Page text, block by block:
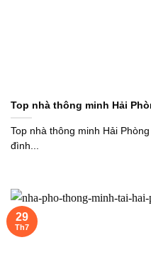
Top nhà thông minh Hải
Top nhà thông minh Hải
đình...
29
Th7